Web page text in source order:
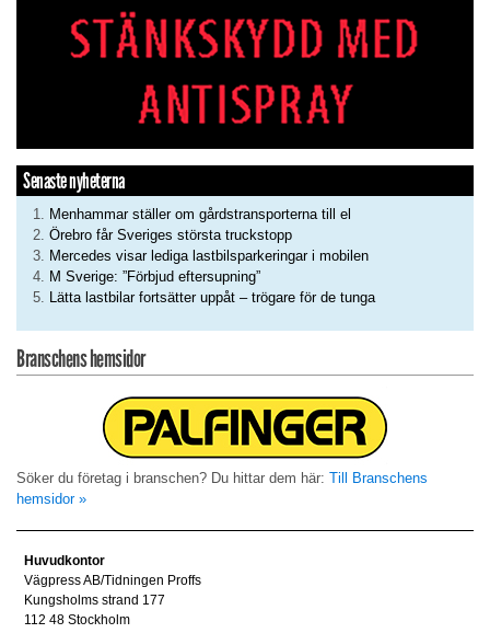
Senaste nyheterna
Menhammar ställer om gårdstransporterna till el
Örebro får Sveriges största truckstopp
Mercedes visar lediga lastbilsparkeringar i mobilen
M Sverige: ”Förbjud eftersupning”
Lätta lastbilar fortsätter uppåt – trögare för de tunga
Branschens hemsidor
Söker du företag i branschen? Du hittar dem här: Till Branschens
hemsidor »
Huvudkontor
Vägpress AB/Tidningen Proffs
Kungsholms strand 177
112 48 Stockholm